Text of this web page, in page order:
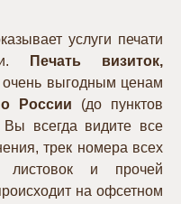
услуги печати
Печать визиток,
очень выгодным ценам
России (до пунктов
всегда видите все
трек номера всех
листовок и прочей
на офсетном